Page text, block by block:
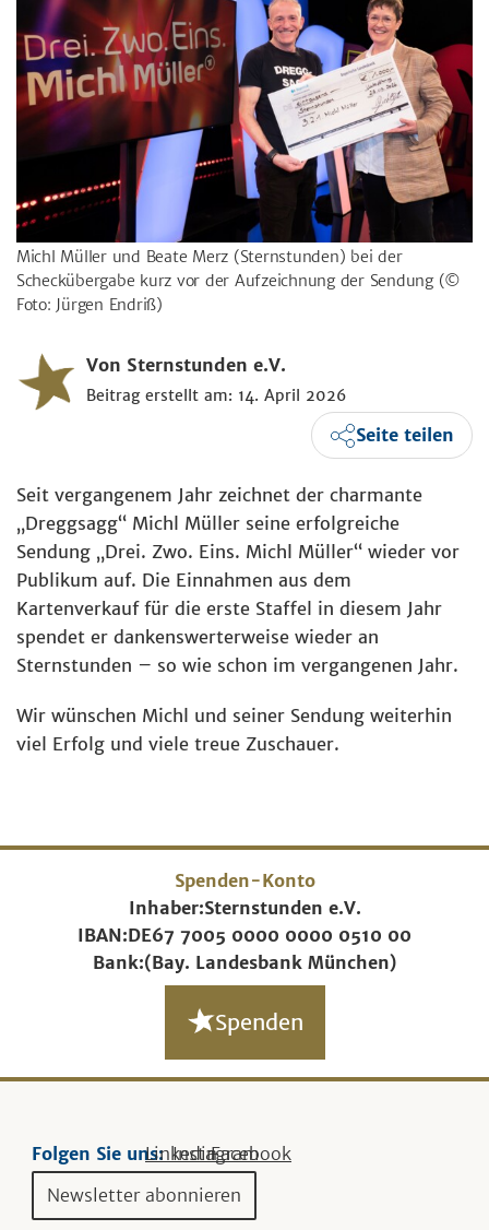
Michl Müller und Beate Merz (Sternstunden) bei der
Scheckübergabe kurz vor der Aufzeichnung der Sendung (©
Foto: Jürgen Endriß)
Von Sternstunden e.V.
Beitrag erstellt am: 14. April 2026
Seite teilen
Seit vergangenem Jahr zeichnet der charmante
„Dreggsagg“ Michl Müller seine erfolgreiche
Sendung „Drei. Zwo. Eins. Michl Müller“ wieder vor
Publikum auf. Die Einnahmen aus dem
Kartenverkauf für die erste Staffel in diesem Jahr
spendet er dankenswerterweise wieder an
Sternstunden – so wie schon im vergangenen Jahr.
Wir wünschen Michl und seiner Sendung weiterhin
viel Erfolg und viele treue Zuschauer.
Spenden-Konto
Inhaber:Sternstunden e.V.
IBAN:DE67 7005 0000 0000 0510 00
Bank:(Bay. Landesbank München)
Spenden
Folgen Sie uns:Linkedin
Instagram
Facebook
Newsletter abonnieren